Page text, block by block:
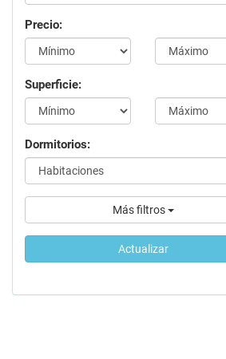
Precio:
Superficie:
Dormitorios:
Más filtros
Actualizar